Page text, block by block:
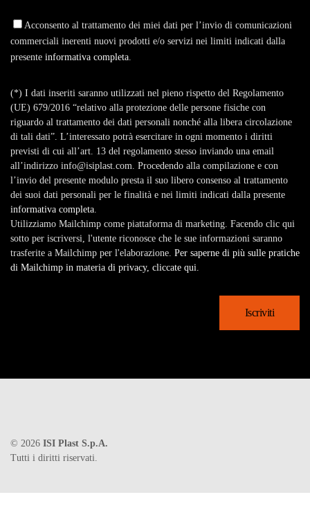
Acconsento al trattamento dei miei dati per l’invio di comunicazioni
commerciali inerenti nuovi prodotti e/o servizi nei limiti indicati dalla
presente informativa completa.
(*) I dati inseriti saranno utilizzati nel pieno rispetto del Regolamento
(UE) 679/2016 “relativo alla protezione delle persone fisiche con
riguardo al trattamento dei dati personali nonché alla libera circolazione
di tali dati”. L’interessato potrà esercitare in ogni momento i diritti
previsti di cui all’art. 13 del regolamento stesso inviando una email
all’indirizzo info@isiplast.com. Procedendo alla compilazione e con
l’invio del presente modulo presta il suo libero consenso al trattamento
dei suoi dati personali per le finalità e nei limiti indicati dalla presente
informativa completa.
Utilizziamo Mailchimp come piattaforma di marketing. Facendo clic qui
sotto per iscriversi, l'utente riconosce che le sue informazioni saranno
trasferite a Mailchimp per l'elaborazione. Per saperne di più sulle pratiche
di Mailchimp in materia di privacy, cliccate qui.
© 2026 ISI Plast S.p.A.
Tutti i diritti riservati.